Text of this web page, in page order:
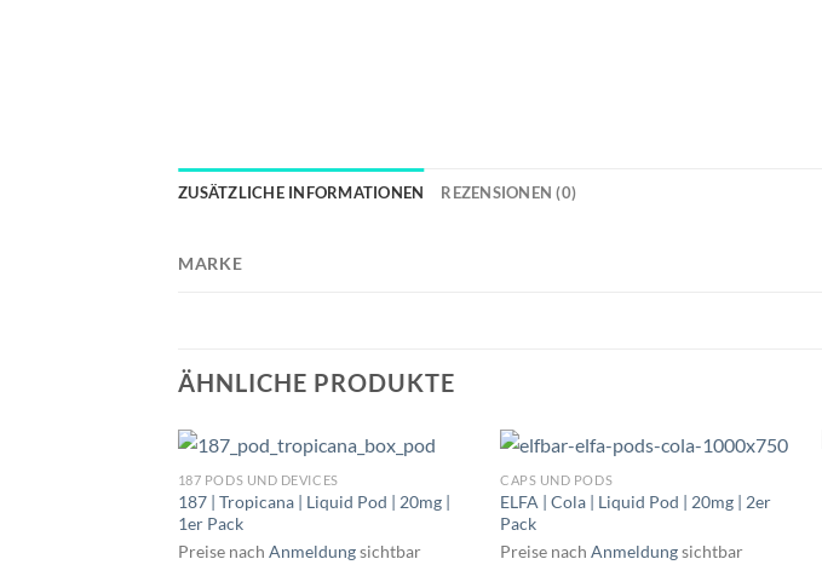
ZUSÄTZLICHE INFORMATIONEN REZENSIONEN (0)
MARKE
ÄHNLICHE PRODUKTE
187 PODS UND DEVICES
187 | Tropicana | Liquid Pod | 20mg |
1er Pack
Preise nach Anmeldungsichtbar
CAPS UND PODS
ELFA | Cola | Liquid Pod | 20mg | 2er
Pack
Preise nachAnmeldungsichtbar